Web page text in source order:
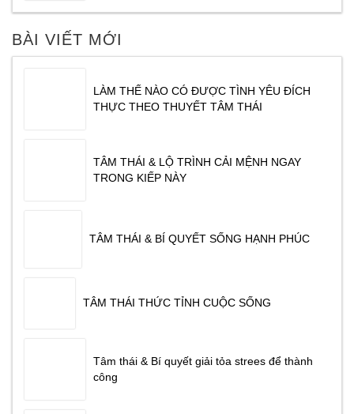
DOANH NGÀNH DƯỢC PHẨM NĂM 2017″ DO
CHUYÊN GIA TÂM THÁI ĐỖ VĂN DŨNG CHIA
SẺ. CHƯƠNG TRÌNH ĐƯỢC TỔ CHỨC VÀO
BÀI VIẾT MỚI
LÀM THẾ NÀO CÓ ĐƯỢC TÌNH YÊU ĐÍCH
THỰC THEO THUYẾT TÂM THÁI
TÂM THÁI & LỘ TRÌNH CẢI MỆNH NGAY
TRONG KIẾP NÀY
TÂM THÁI & BÍ QUYẾT SỐNG HẠNH PHÚC
TÂM THÁI THỨC TỈNH CUỘC SỐNG
Tâm thái & Bí quyết giải tỏa strees để thành
công